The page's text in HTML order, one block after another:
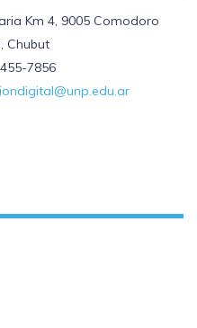
Km 4, 9005 Comodoro
Chubut
7856